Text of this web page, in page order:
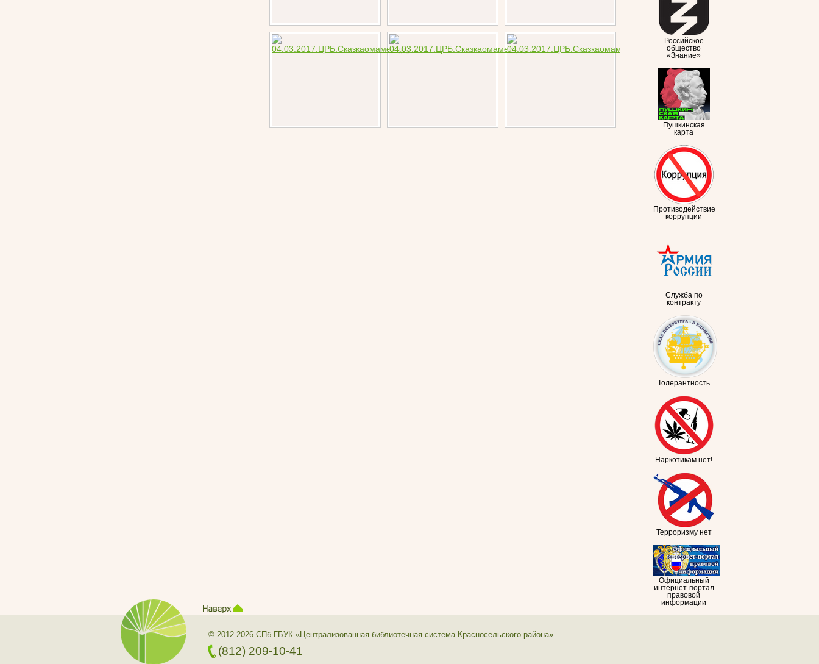
Российское
общество
«Знание»
Пушкинская
карта
Противодействие
коррупции
Служба по
контракту
Толерантность
Наркотикам нет!
Терроризму нет
Официальный
интернет-портал
правовой
информации
© 2012-2026 СПб ГБУК «Централизованная библиотечная система Красносельского района».
(812) 209-10-41